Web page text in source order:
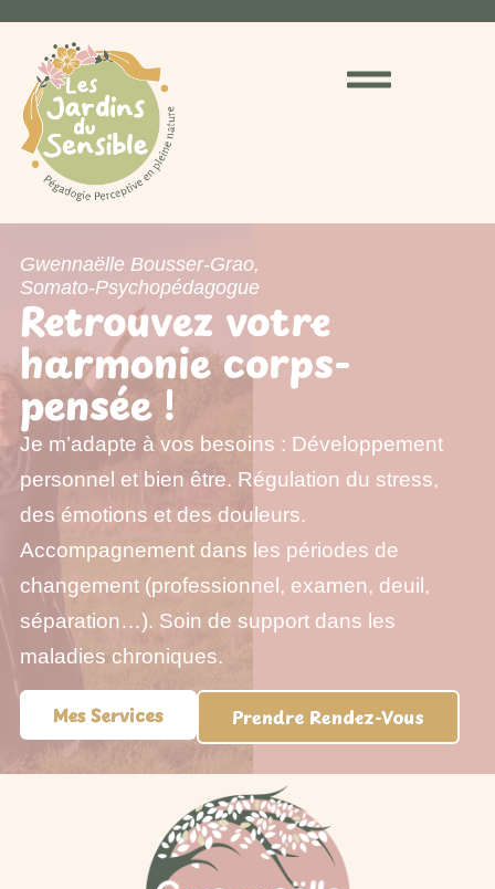
Gwennaëlle Bousser-Grao,
Somato-Psychopédagogue
Retrouvez votre
harmonie corps-
pensée !
Je m’adapte à vos besoins : Développement
personnel et bien être. Régulation du stress,
des émotions et des douleurs.
Accompagnement dans les périodes de
changement (professionnel, examen, deuil,
séparation…). Soin de support dans les
maladies chroniques.
Mes Services Prendre Rendez-Vous